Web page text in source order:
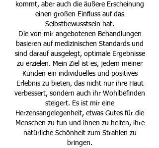
kommt, aber auch die äußere Erscheinung
einen großen Einfluss auf das
Selbstbewusstsein hat.
Die von mir angebotenen Behandlungen
basieren auf medizinischen Standards und
sind darauf ausgelegt, optimale Ergebnisse
zu erzielen. Mein Ziel ist es, jedem meiner
Kunden ein individuelles und positives
Erlebnis zu bieten, das nicht nur ihre Haut
verbessert, sondern auch ihr Wohlbefinden
steigert. Es ist mir eine
Herzensangelegenheit, etwas Gutes für die
Menschen zu tun und ihnen zu helfen, ihre
natürliche Schönheit zum Strahlen zu
bringen.